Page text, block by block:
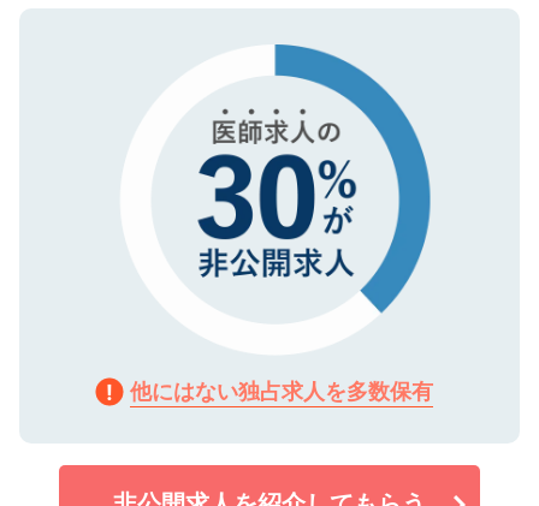
で、機密保持に関してもご安心ください。
ので、まずはご登録ください。
他にはない独占求人を多数保有